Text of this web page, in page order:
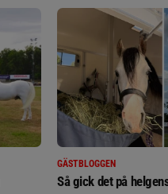
GÄSTBLOGGEN
Så gick det på